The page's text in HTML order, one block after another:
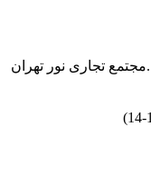
تجاری نور تهران